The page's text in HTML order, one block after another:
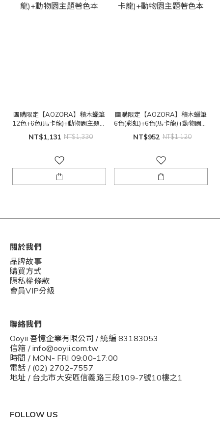
團購限定【AOZORA】積木蠟筆
12色+6色(馬卡龍)+動物園主題著
NT$1,131 NT$1,330
團購限定【AOZORA】積木蠟筆
6色(彩虹)+6色(馬卡龍)+動物園主
題著色本
NT$952 NT$1,120
關於我們
品牌故事
購買方式
隱私權條款
會員VIP分級
聯絡我們
Ooyii 吾憶企業有限公司 / 統編 83183053
信箱 / info@ooyii.com.tw
時間 / MON- FRI 09:00-17:00
電話 / (02) 2702-7557
地址 / 台北市大安區信義路三段109-7號10樓之1
FOLLOW US